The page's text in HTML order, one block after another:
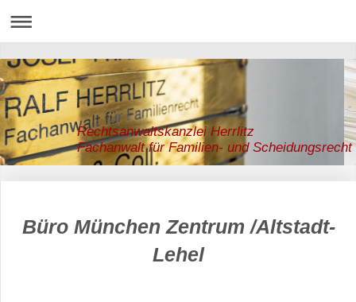
Rechtsanwaltskanzlei Herrlitz
Fachanwalt für Familien- und Scheidungsrecht
Büro München Zentrum /Altstadt-
Lehel